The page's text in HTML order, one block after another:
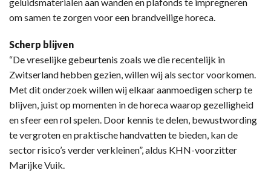
om samen te zorgen voor een brandveilige horeca.
Scherp blijven
“De vreselijke gebeurtenis zoals we die recentelijk in
Zwitserland hebben gezien, willen wij als sector voorkomen.
Met dit onderzoek willen wij elkaar aanmoedigen scherp te
blijven, juist op momenten in de horeca waarop gezelligheid
en sfeer een rol spelen. Door kennis te delen, bewustwording
te vergroten en praktische handvatten te bieden, kan de
sector risico’s verder verkleinen”, aldus KHN-voorzitter
Marijke Vuik.